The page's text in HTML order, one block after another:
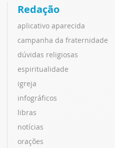
Redação
aplicativo aparecida
campanha da fraternidade
dúvidas religiosas
espiritualidade
igreja
infográficos
libras
notícias
orações